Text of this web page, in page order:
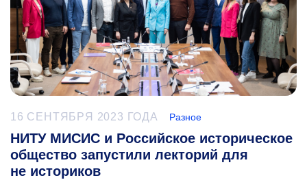
16 СЕНТЯБРЯ 2023 ГОДА Разное
НИТУ МИСИС и Российское историческое
общество запустили лекторий для
не историков